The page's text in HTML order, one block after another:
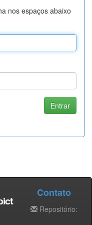
nos espaços abaixo
Contato
Repositório: